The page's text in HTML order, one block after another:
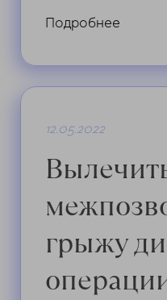
Подробнее
12.05.2022
грыжу